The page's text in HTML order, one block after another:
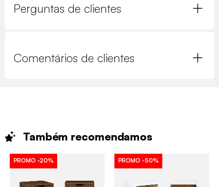
Perguntas de clientes
Comentários de clientes
Também recomendamos
PROMO -20% PROMO -50%